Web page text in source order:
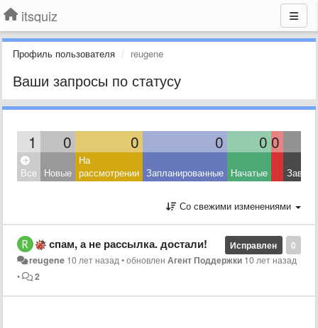
itsquiz
Профиль пользователя reugene
Ваши запросы по статусу
1 0 0 0 0 0
Все Новые
На
рассмотрении Запланированные Начатые
Со свежими изменениями
0
Исправлен
спам, а не рассылка. достали!
reugene 10 лет назад•обновленАгент Поддержки 10 лет назад
•
2